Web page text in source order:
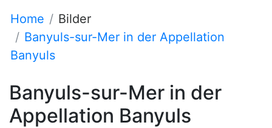
Home
Bilder
Banyuls-sur-Mer in der Appellation
Banyuls
Banyuls-sur-Mer in der
Appellation Banyuls